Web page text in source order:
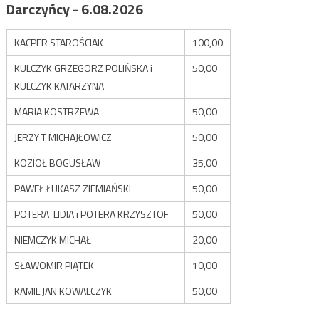
Darczyńcy - 6.08.2026
KACPER STAROŚCIAK
100,00
KULCZYK GRZEGORZ POLIŃSKA i
KULCZYK KATARZYNA
50,00
MARIA KOSTRZEWA
50,00
JERZY T MICHAJŁOWICZ
50,00
KOZIOŁ BOGUSŁAW
35,00
PAWEŁ ŁUKASZ ZIEMIAŃSKI
50,00
POTERA LIDIA i POTERA KRZYSZTOF
50,00
NIEMCZYK MICHAŁ
20,00
SŁAWOMIR PIĄTEK
10,00
KAMIL JAN KOWALCZYK
50,00